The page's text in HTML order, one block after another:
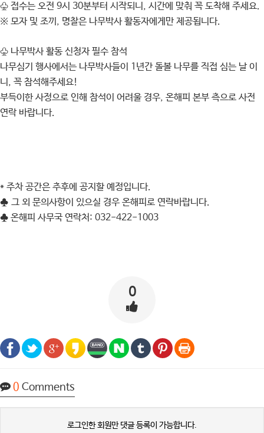
♧ 접수는 오전 9시 30분부터 시작되니, 시간에 맞춰 꼭 도착해 주세요.
※ 모자 및 조끼, 명찰은 나무박사 활동자에게만 제공됩니다.
♧ 나무박사 활동 신청자 필수 참석
나무심기 행사에서는 나무박사들이 1년간 돌볼 나무를 직접 심는 날 이
니, 꼭 참석해주세요!
부득이한 사정으로 인해 참석이 어려울 경우, 온해피 본부 측으로 사전
연락 바랍니다.
* 주차 공간은 추후에 공지할 예정입니다.
♣ 그 외 문의사항이 있으실 경우 온해피로 연락바랍니다.
♣ 온해피 사무국 연락처: 032-422-1003
0
0 Comments
로그인한 회원만 댓글 등록이 가능합니다.